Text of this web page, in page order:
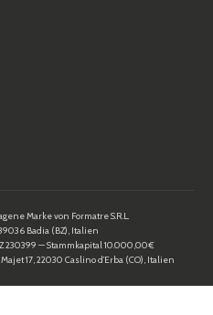
Marke von Formatre S.R.L.
Badia (BZ), Italien
230399 — Stammkapital 10.000,00€
17, 22030 Caslino d’Erba (CO), Italien